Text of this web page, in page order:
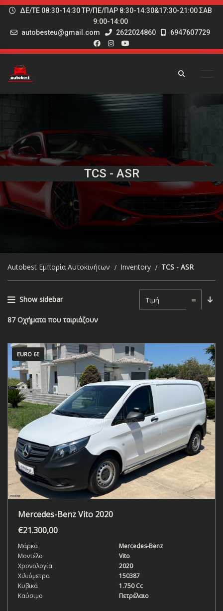
ΔΕ/ΤΕ 08:30-14:30 ΤΡ/ΠΕ/ΠΑΡ 8:30-14:30&17:30-21:00 ΣΑΒ
9:00-14:00
autobesteu@gmail.com
2622024860 6947607729
TCS - ASR
Autobest Εμπορία Αυτοκινήτων Inventory TCS - ASR
Show sidebar Τιμή
87 Οχήματα που ταιριάζουν
EURO 6E
Mercedes-Benz Vito 2020
€21.300,00
Μάρκα
Mercedes-Benz
Μοντέλο
Vito
Χρονολογία
2020
Χιλιόμετρα
150387
Κυβικά
1.750 Cc
Καύσιμο
Πετρέλαιο